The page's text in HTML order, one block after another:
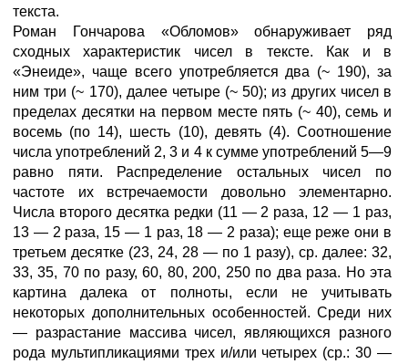
текста.
Роман Гончарова «Обломов» обнаруживает ряд
сходных характеристик чисел в тексте. Как и в
«Энеиде», чаще всего употребляется два (~ 190), за
ним три (~ 170), далее четыре (~ 50); из других чисел в
пределах десятки на первом месте пять (~ 40), семь и
восемь (по 14), шесть (10), девять (4). Соотношение
числа употреблений 2, 3 и 4 к сумме употреблений 5—9
равно пяти. Распределение остальных чисел по
частоте их встречаемости довольно элементарно.
Числа второго десятка редки (11 — 2 раза, 12 — 1 раз,
13 — 2 раза, 15 — 1 раз, 18 — 2 раза); еще реже они в
третьем десятке (23, 24, 28 — по 1 разу), ср. далее: 32,
33, 35, 70 по разу, 60, 80, 200, 250 по два раза. Но эта
картина далека от полноты, если не учитывать
некоторых дополнительных особенностей. Среди них
— разрастание массива чисел, являющихся разного
рода мультипликациями трех и/или четырех (ср.: 30 —